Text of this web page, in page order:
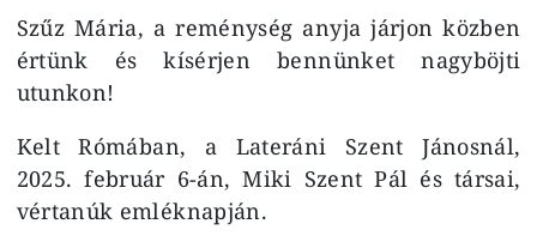
Szűz Mária, a reménység anyja járjon közben
értünk és kísérjen bennünket nagyböjti
utunkon!
Kelt Rómában, a Lateráni Szent Jánosnál,
2025. február 6-án, Miki Szent Pál és társai,
vértanúk emléknapján.